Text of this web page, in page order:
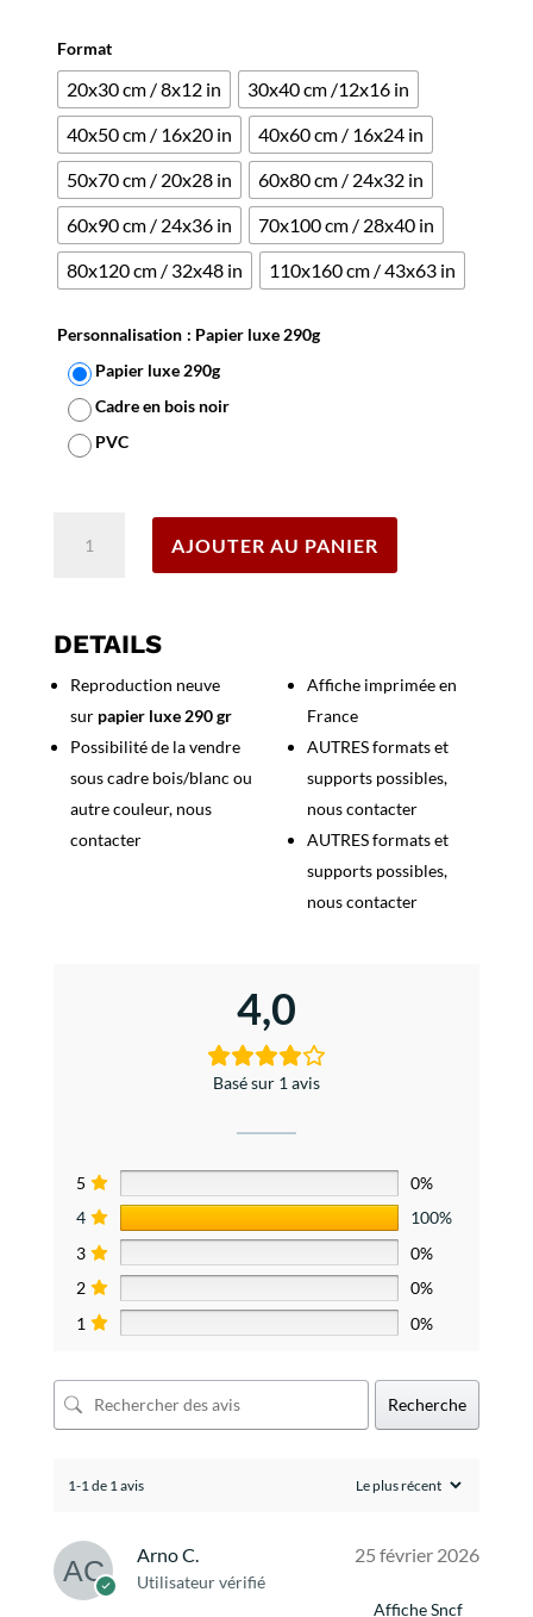
sur
notation
client
Format
20x30 cm / 8x12 in
30x40 cm /12x16 in
40x50 cm / 16x20 in
40x60 cm / 16x24 in
50x70 cm / 20x28 in
60x80 cm / 24x32 in
60x90 cm / 24x36 in
70x100 cm / 28x40 in
80x120 cm / 32x48 in
110x160 cm / 43x63 in
Personnalisation : Papier luxe 290g
Papier luxe 290g
Cadre en bois noir
PVC
Train
1962
AJOUTER AU PANIER
DETAILS
Reproduction neuve
sur papier luxe 290 gr
Possibilité de la vendre
sous cadre bois/blanc ou
autre couleur, nous
contacter
Affiche imprimée en
France
AUTRES formats et
supports possibles,
nous contacter
AUTRES formats et
supports possibles,
nous contacter
4,0
Basé sur 1 avis
5
0%
4
100%
3
0%
2
0%
1
0%
Recherche
1-1 de 1 avis
Arno C.
Utilisateur vérifié
25 février 2026
Affiche Sncf